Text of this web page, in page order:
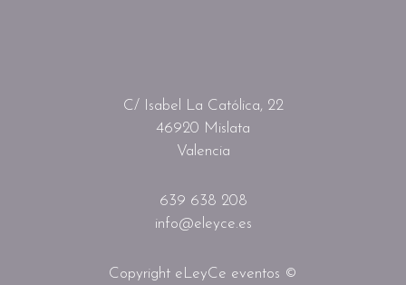
C/ Isabel La Católica, 22
46920 Mislata
Valencia
639 638 208
info@eleyce.es
Copyright eLeyCe eventos ©